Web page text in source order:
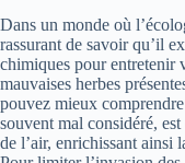
Dans un monde où
rassurant de savoir qu’il
chimiques pour entretenir
mauvaises herbes
pouvez mieux
souvent mal considéré,
de l’air, enrichissant ainsi